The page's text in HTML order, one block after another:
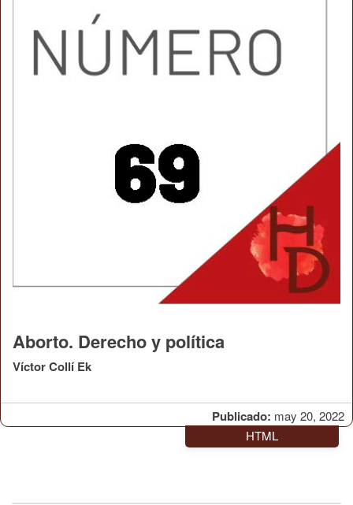
Publicado: may 20, 2022
Aborto. Derecho y política
Víctor Collí Ek
HTML